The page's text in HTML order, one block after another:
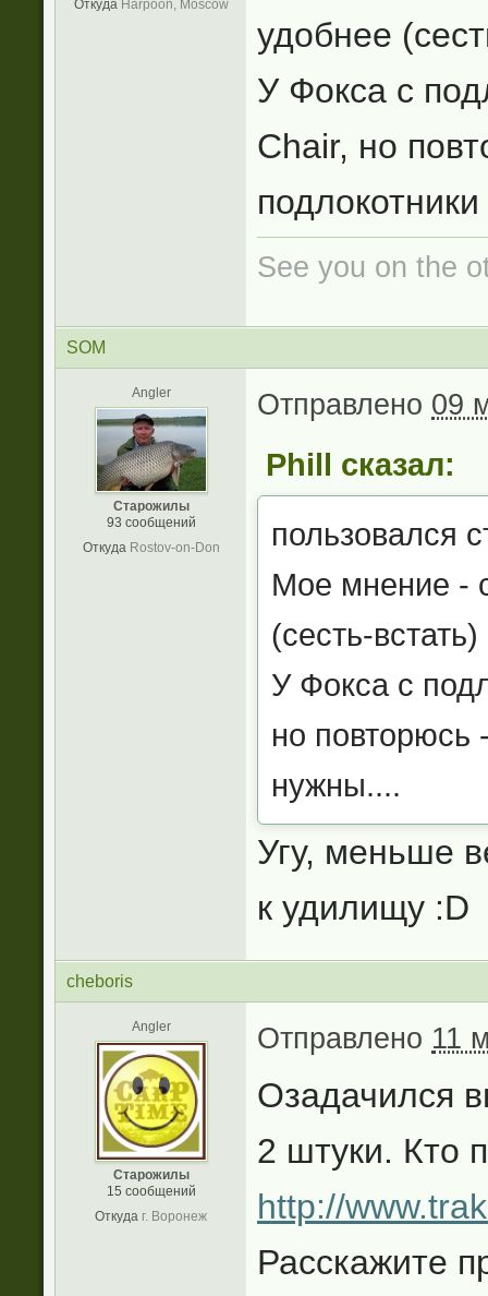
Откуда Harpoon, Moscow
удобнее
У Фокса с
Chair, но
See you on the
SOM
Angler
Старожилы
93 сообщений
Откуда Rostov-on-Don
Отправлено 09
Phill сказал:
пользовался
Мое мнение -
(сесть-
У Фокса с
но повторюсь
нужны....
Угу, меньше
к удилищу :D
cheboris
Angler
Старожилы
15 сообщений
Откуда г. Воронеж
Отправлено 11
Озадачился
2 штуки. Кто
http://
Расскажите